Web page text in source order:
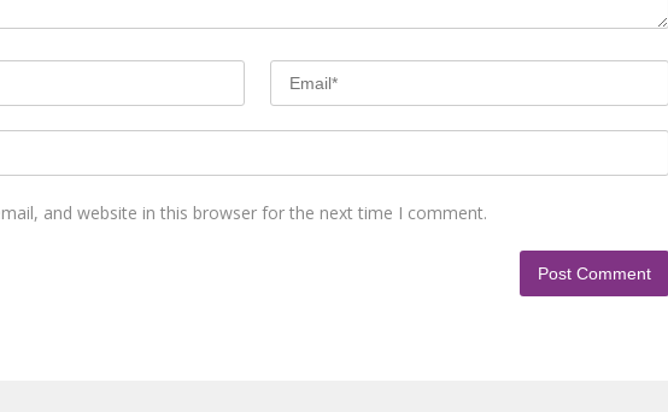
and website in this browser for the next time I comment.